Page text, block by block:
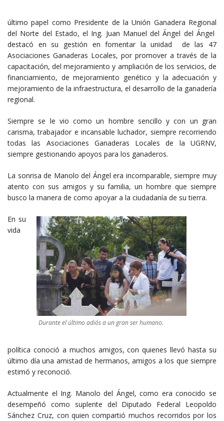
último papel como Presidente de la Unión Ganadera Regional
del Norte del Estado, el Ing. Juan Manuel del Ángel del Ángel
destacó en su gestión en fomentar la unidad de las 47
Asociaciones Ganaderas Locales, por promover a través de la
capacitación, del mejoramiento y ampliación de los servicios, de
financiamiento, de mejoramiento genético y la adecuación y
mejoramiento de la infraestructura, el desarrollo de la ganadería
regional.
Siempre se le vio como un hombre sencillo y con un gran
carisma, trabajador e incansable luchador, siempre recorriendo
todas las Asociaciones Ganaderas Locales de la UGRNV,
siempre gestionando apoyos para los ganaderos.
La sonrisa de Manolo del Ángel era incomparable, siempre muy
atento con sus amigos y su familia, un hombre que siempre
busco la manera de como apoyar a la ciudadanía de su tierra.
Durante el último adiós a un gran ser humano.
En su
vida
política conoció a muchos amigos, con quienes llevó hasta su
último día una amistad de hermanos, amigos a los que siempre
estimó y reconoció.
Actualmente el Ing. Manolo del Ángel, como era conocido se
desempeñó como suplente del Diputado Federal Leopoldo
Sánchez Cruz, con quien compartió muchos recorridos por los